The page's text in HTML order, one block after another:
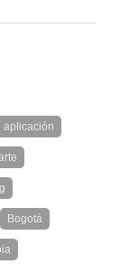
aplicación
Bogotá